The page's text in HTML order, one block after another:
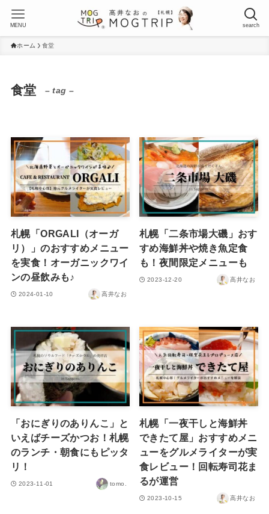
search
MENU
ホーム 食堂
食堂 – tag –
札幌「ORGALI（オーガ
リ）」のおすすめメニュー
を実食！オーガニックワイ
ンの昼飲みも♪
2024-01-10 高井なお
札幌「二条市場大磯」おす
すめ海鮮丼や焼き魚定食
も！夜間限定メニューも
2023-12-20 高井なお
「おにぎりのありんこ」と
いえばチーズかつお！札幌
のランチ・朝食にもピッタ
リ！
2023-11-01 tomo.
札幌「一夜干しと海鮮丼
できたて屋」おすすめメニ
ューをグルメライターが実
食レビュー！回転寿司花ま
るが運営
2023-10-15 高井なお